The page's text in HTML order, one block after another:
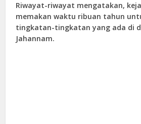
Riwayat-riwayat mengatakan,
memakan waktu ribuan tahun
tingkatan-tingkatan yang ada di
Jahannam.